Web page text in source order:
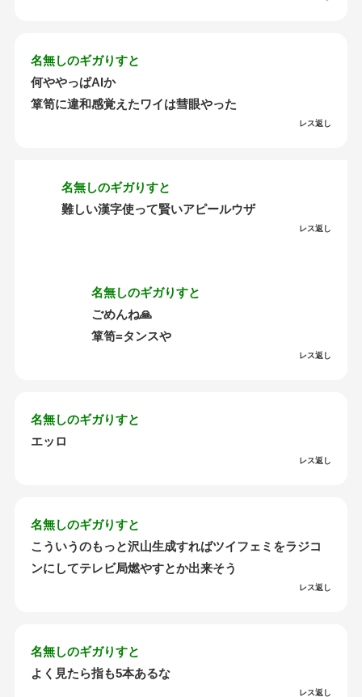
名無しのギガりすと
何ややっぱAIか
箪笥に違和感覚えたワイは彗眼やった
レス返し
名無しのギガりすと
難しい漢字使って賢いアピールウザ
レス返し
名無しのギガりすと
ごめんね🙏
箪笥=タンスや
レス返し
名無しのギガりすと
エッロ
レス返し
名無しのギガりすと
こういうのもっと沢山生成すればツイフェミをラジコ
ンにしてテレビ局燃やすとか出来そう
レス返し
名無しのギガりすと
よく見たら指も5本あるな
レス返し